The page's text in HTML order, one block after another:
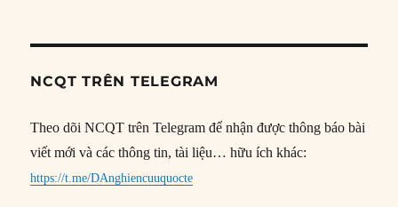
NCQT TRÊN TELEGRAM
Theo dõi NCQT trên Telegram để nhận được thông báo bài
viết mới và các thông tin, tài liệu… hữu ích khác:
https://t.me/DAnghiencuuquocte